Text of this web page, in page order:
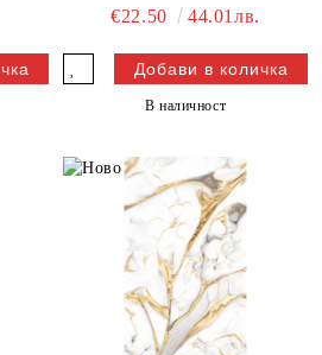
€22.50
44.01лв.
В наличност